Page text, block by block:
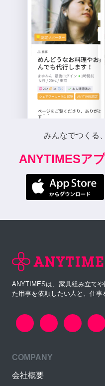
みんなでつくる
ANYTIMESア
ANYTIMESは、家具組み立て
た用事を依頼したい人と、仕事
COMPANY
会社概要